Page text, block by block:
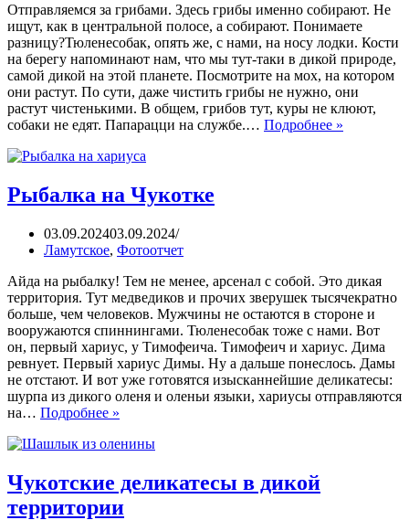
Отправляемся за грибами. Здесь грибы именно собирают. Не
ищут, как в центральной полосе, а собирают. Понимаете
разницу?Тюленесобак, опять же, с нами, на носу лодки. Кости
на берегу напоминают нам, что мы тут-таки в дикой природе,
самой дикой на этой планете. Посмотрите на мох, на котором
они растут. По сути, даже чистить грибы не нужно, они
растут чистенькими. В общем, грибов тут, куры не клюют,
собаки не едят. Папарацци на службе.… Подробнее »
Рыбалка на Чукотке
03.09.202403.09.2024
Ламутское, Фотоотчет
Айда на рыбалку! Тем не менее, арсенал с собой. Это дикая
территория. Тут медведиков и прочих зверушек тысячекратно
больше, чем человеков. Мужчины не остаются в стороне и
вооружаются спиннингами. Тюленесобак тоже с нами. Вот
он, первый хариус, у Тимофеича. Тимофеич и хариус. Дима
ревнует. Первый хариус Димы. Ну а дальше понеслось. Дамы
не отстают. И вот уже готовятся изысканнейшие деликатесы:
шурпа из дикого оленя и оленьи языки, хариусы отправляются
на… Подробнее »
Чукотские деликатесы в дикой
территории